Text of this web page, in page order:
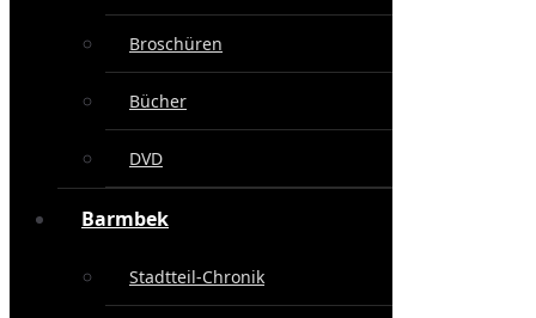
Broschüren
Bücher
DVD
Barmbek
Stadtteil-Chronik